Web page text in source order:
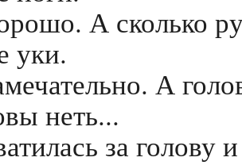
А сколько
уки.
А
неть...
за голову